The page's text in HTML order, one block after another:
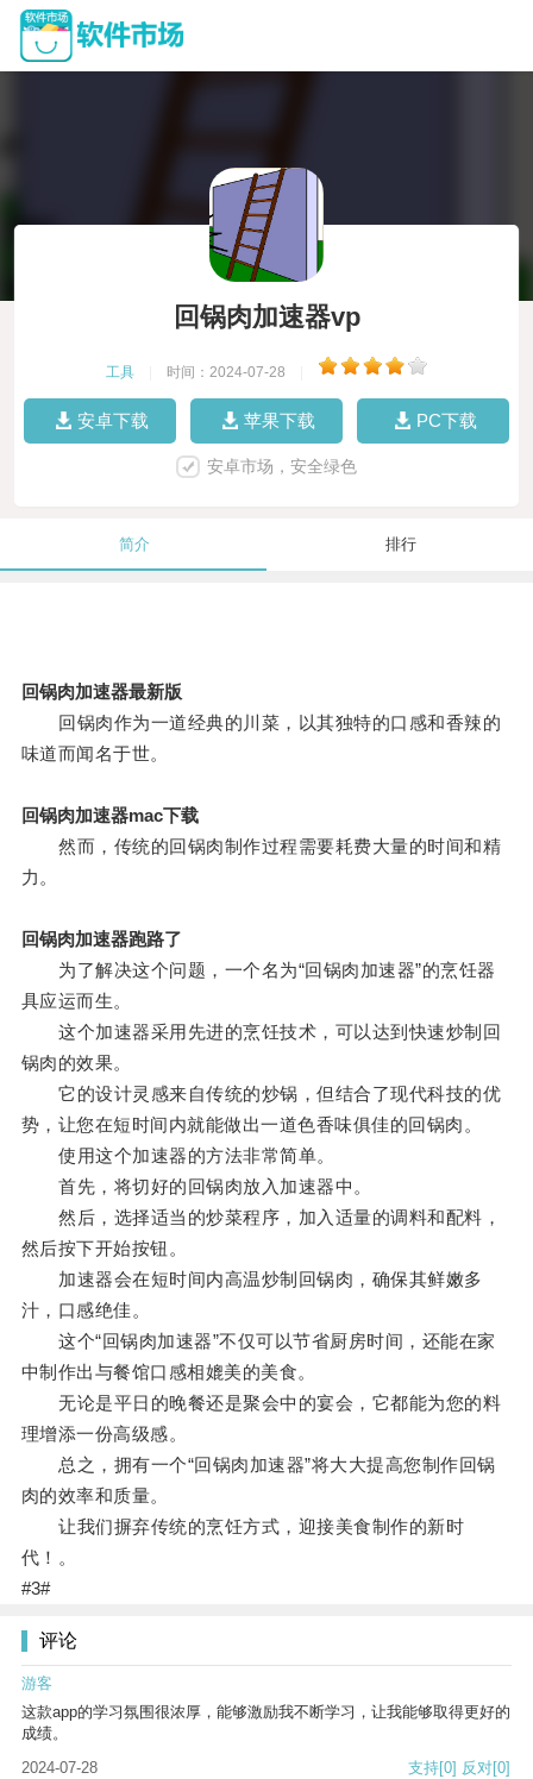
回锅肉加速器vp
工具 时间：2024-07-28
安卓下载 苹果下载 PC下载
安卓市场，安全绿色
简介 排行
回锅肉加速器最新版
回锅肉作为一道经典的川菜，以其独特的口感和香辣的
味道而闻名于世。
回锅肉加速器mac下载
然而，传统的回锅肉制作过程需要耗费大量的时间和精
力。
回锅肉加速器跑路了
为了解决这个问题，一个名为“回锅肉加速器”的烹饪器
具应运而生。
这个加速器采用先进的烹饪技术，可以达到快速炒制回
锅肉的效果。
它的设计灵感来自传统的炒锅，但结合了现代科技的优
势，让您在短时间内就能做出一道色香味俱佳的回锅肉。
使用这个加速器的方法非常简单。
首先，将切好的回锅肉放入加速器中。
然后，选择适当的炒菜程序，加入适量的调料和配料，
然后按下开始按钮。
加速器会在短时间内高温炒制回锅肉，确保其鲜嫩多
汁，口感绝佳。
这个“回锅肉加速器”不仅可以节省厨房时间，还能在家
中制作出与餐馆口感相媲美的美食。
无论是平日的晚餐还是聚会中的宴会，它都能为您的料
理增添一份高级感。
总之，拥有一个“回锅肉加速器”将大大提高您制作回锅
肉的效率和质量。
让我们摒弃传统的烹饪方式，迎接美食制作的新时
代！。
#3#
评论
游客
这款app的学习氛围很浓厚，能够激励我不断学习，让我能够取得更好的
成绩。
2024-07-28
支持[0] 反对[0]